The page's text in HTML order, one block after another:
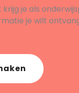
je als
je wilt